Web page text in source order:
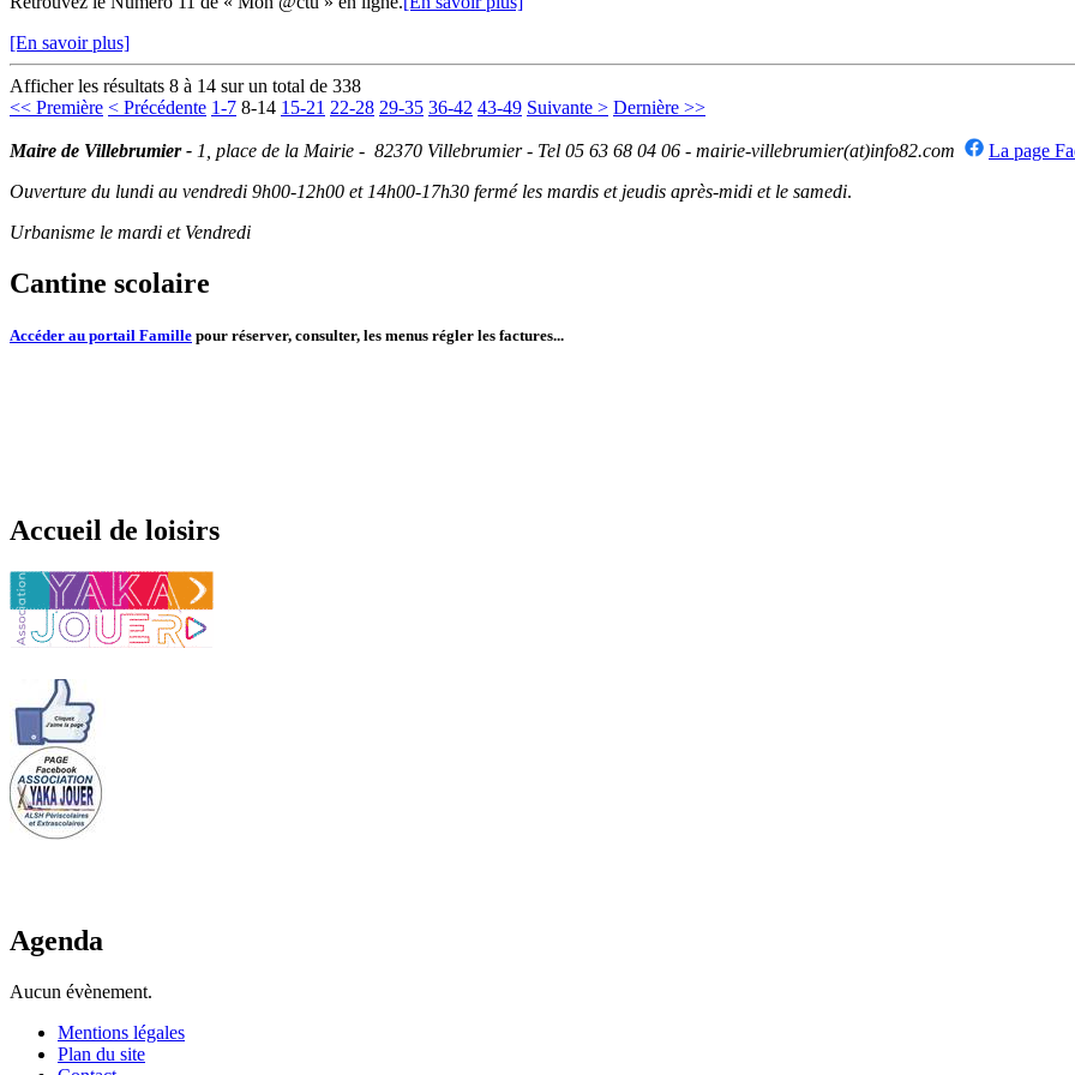
[En savoir plus]
Afficher les résultats 8 à 14 sur un total de 338
<< Première < Précédente 1-7 8-14 15-21 22-28 29-35 36-42 43-49 Suivante > Dernière >>
Maire de Villebrumier - 1, place de la Mairie - 82370 Villebrumier - Tel 05 63 68 04 06 - mairie-villebrumier(at)info82.com
La page
Ouverture du lundi au vendredi 9h00-12h00 et 14h00-17h30 fermé les mardis et jeudis après-midi et le samedi.
Urbanisme le mardi et Vendredi
Cantine scolaire
Accéder au portail Famille pour réserver, consulter, les menus régler les factures...
Accueil de loisirs
Agenda
Aucun évènement.
Mentions légales
Plan du site